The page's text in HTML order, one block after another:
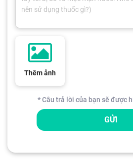
Thêm ảnh
* Câu trả lời của bạn sẽ được
GỬI